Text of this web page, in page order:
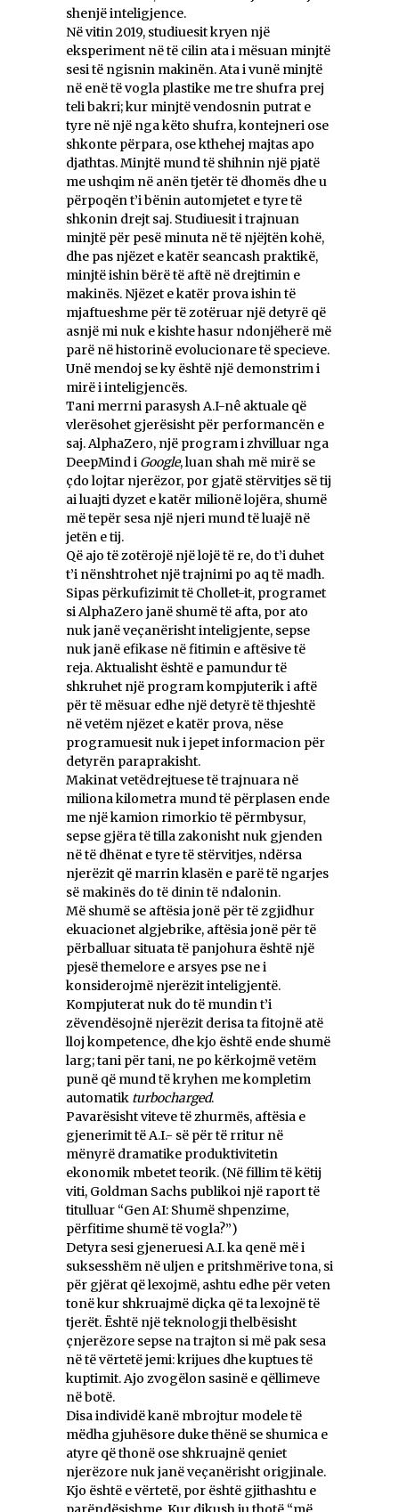
shenjë inteligjence.
Në vitin 2019, studiuesit kryen një
eksperiment në të cilin ata i mësuan minjtë
sesi të ngisnin makinën. Ata i vunë minjtë
në enë të vogla plastike me tre shufra prej
teli bakri; kur minjtë vendosnin putrat e
tyre në një nga këto shufra, kontejneri ose
shkonte përpara, ose kthehej majtas apo
djathtas. Minjtë mund të shihnin një pjatë
me ushqim në anën tjetër të dhomës dhe u
përpoqën t’i bënin automjetet e tyre të
shkonin drejt saj. Studiuesit i trajnuan
minjtë për pesë minuta në të njëjtën kohë,
dhe pas njëzet e katër seancash praktikë,
minjtë ishin bërë të aftë në drejtimin e
makinës. Njëzet e katër prova ishin të
mjaftueshme për të zotëruar një detyrë që
asnjë mi nuk e kishte hasur ndonjëherë më
parë në historinë evolucionare të specieve.
Unë mendoj se ky është një demonstrim i
mirë i inteligjencës.
Tani merrni parasysh A.I-nê aktuale që
vlerësohet gjerësisht për performancën e
saj. AlphaZero, një program i zhvilluar nga
DeepMind i Google, luan shah më mirë se
çdo lojtar njerëzor, por gjatë stërvitjes së tij
ai luajti dyzet e katër milionë lojëra, shumë
më tepër sesa një njeri mund të luajë në
jetën e tij.
Që ajo të zotërojë një lojë të re, do t’i duhet
t’i nënshtrohet një trajnimi po aq të madh.
Sipas përkufizimit të Chollet-it, programet
si AlphaZero janë shumë të afta, por ato
nuk janë veçanërisht inteligjente, sepse
nuk janë efikase në fitimin e aftësive të
reja. Aktualisht është e pamundur të
shkruhet një program kompjuterik i aftë
për të mësuar edhe një detyrë të thjeshtë
në vetëm njëzet e katër prova, nëse
programuesit nuk i jepet informacion për
detyrën paraprakisht.
Makinat vetëdrejtuese të trajnuara në
miliona kilometra mund të përplasen ende
me një kamion rimorkio të përmbysur,
sepse gjëra të tilla zakonisht nuk gjenden
në të dhënat e tyre të stërvitjes, ndërsa
njerëzit që marrin klasën e parë të ngarjes
së makinës do të dinin të ndalonin.
Më shumë se aftësia jonë për të zgjidhur
ekuacionet algjebrike, aftësia jonë për të
përballuar situata të panjohura është një
pjesë themelore e arsyes pse ne i
konsiderojmë njerëzit inteligjentë.
Kompjuterat nuk do të mundin t’i
zëvendësojnë njerëzit derisa ta fitojnë atë
lloj kompetence, dhe kjo është ende shumë
larg; tani për tani, ne po kërkojmë vetëm
punë që mund të kryhen me kompletim
automatik turbocharged.
Pavarësisht viteve të zhurmës, aftësia e
gjenerimit të A.I.- së për të rritur në
mënyrë dramatike produktivitetin
ekonomik mbetet teorik. (Në fillim të këtij
viti, Goldman Sachs publikoi një raport të
titulluar “Gen AI: Shumë shpenzime,
përfitime shumë të vogla?”)
Detyra sesi gjeneruesi A.I. ka qenë më i
suksesshëm në uljen e pritshmërive tona, si
për gjërat që lexojmë, ashtu edhe për veten
tonë kur shkruajmë diçka që ta lexojnë të
tjerët. Është një teknologji thelbësisht
çnjerëzore sepse na trajton si më pak sesa
në të vërtetë jemi: krijues dhe kuptues të
kuptimit. Ajo zvogëlon sasinë e qëllimeve
në botë.
Disa individë kanë mbrojtur modele të
mëdha gjuhësore duke thënë se shumica e
atyre që thonë ose shkruajnë qeniet
njerëzore nuk janë veçanërisht origjinale.
Kjo është e vërtetë, por është gjithashtu e